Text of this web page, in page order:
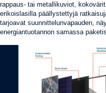
rappaus- tai metallikuviot,
erikoislasilla päällystettyjä
tarjoavat suunnittelunvapauden,
energiantuotannon samassa